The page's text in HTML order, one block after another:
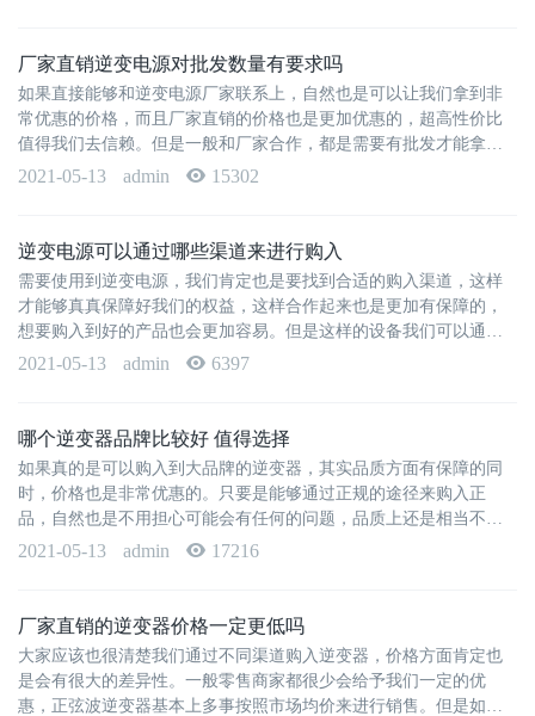
厂家直销逆变电源对批发数量有要求吗
如果直接能够和逆变电源厂家联系上，自然也是可以让我们拿到非
常优惠的价格，而且厂家直销的价格也是更加优惠的，超高性价比
值得我们去信赖。但是一般和厂家合作，都是需要有批发才能拿到
更加优惠的价格，那么厂家对···
2021-05-13 admin 15302
逆变电源可以通过哪些渠道来进行购入
需要使用到逆变电源，我们肯定也是要找到合适的购入渠道，这样
才能够真真保障好我们的权益，这样合作起来也是更加有保障的，
想要购入到好的产品也会更加容易。但是这样的设备我们可以通过
哪些渠道购入呢？购入这类设···
2021-05-13 admin 6397
哪个逆变器品牌比较好 值得选择
如果真的是可以购入到大品牌的逆变器，其实品质方面有保障的同
时，价格也是非常优惠的。只要是能够通过正规的途径来购入正
品，自然也是不用担心可能会有任何的问题，品质上还是相当不错
的。但是到底什么样的品牌更房···
2021-05-13 admin 17216
厂家直销的逆变器价格一定更低吗
大家应该也很清楚我们通过不同渠道购入逆变器，价格方面肯定也
是会有很大的差异性。一般零售商家都很少会给予我们一定的优
惠，正弦波逆变器基本上多事按照市场均价来进行销售。但是如果